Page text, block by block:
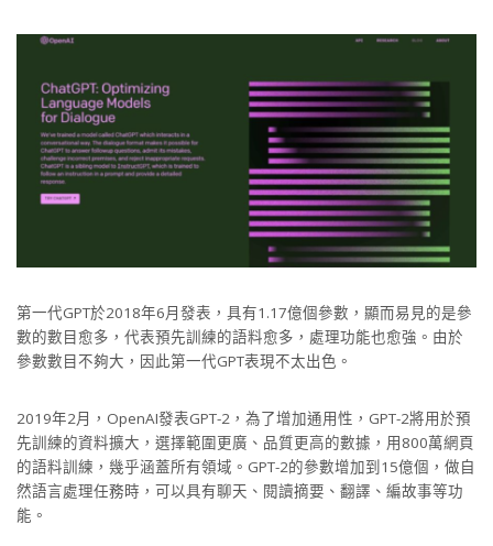
第一代GPT於2018年6月發表，具有1.17億個參數，顯而易見的是參
數的數目愈多，代表預先訓練的語料愈多，處理功能也愈強。由於
參數數目不夠大，因此第一代GPT表現不太出色。
2019年2月，OpenAI發表GPT-2，為了增加通用性，GPT-2將用於預
先訓練的資料擴大，選擇範圍更廣、品質更高的數據，用800萬網頁
的語料訓練，幾乎涵蓋所有領域。GPT-2的參數增加到15億個，做自
然語言處理任務時，可以具有聊天、閱讀摘要、翻譯、編故事等功
能。